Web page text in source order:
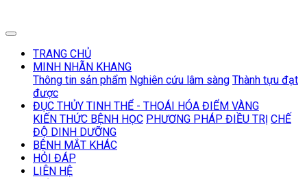
TRANG CHỦ
MINH NHÃN KHANG
Thông tin sản phẩm Nghiên cứu lâm sàng Thành tựu đạt
được
ĐỤC THỦY TINH THỂ - THOÁI HÓA ĐIỂM VÀNG
KIẾN THỨC BỆNH HỌC PHƯƠNG PHÁP ĐIỀU TRỊ CHẾ
ĐỘ DINH DƯỠNG
BỆNH MẮT KHÁC
HỎI ĐÁP
LIÊN HỆ